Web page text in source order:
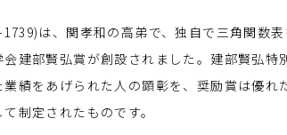
は、関孝和の高弟で、独自で三角関数
建部賢弘賞が創設されました。建部賢弘
業績をあげられた人の顕彰を、奨励賞は優
制定されたものです。